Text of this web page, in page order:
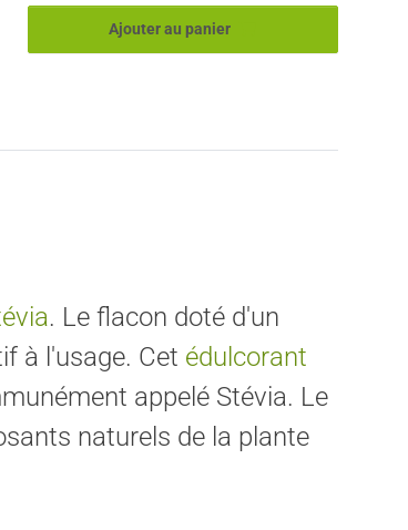
Ajouter au panier
. Le flacon doté d'un
à l'usage. Cet édulcorant
appelé Stévia. Le
naturels de la plante